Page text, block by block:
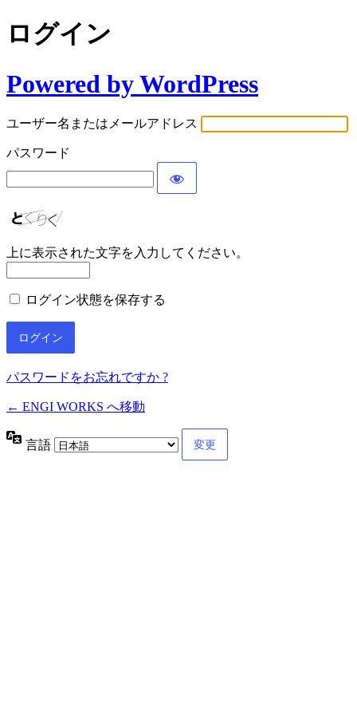
ログイン
Powered by WordPress
ユーザー名またはメールアドレス
パスワード
上に表示された文字を入力してください。
ログイン状態を保存する
パスワードをお忘れですか ?
← ENGI WORKS へ移動
言語